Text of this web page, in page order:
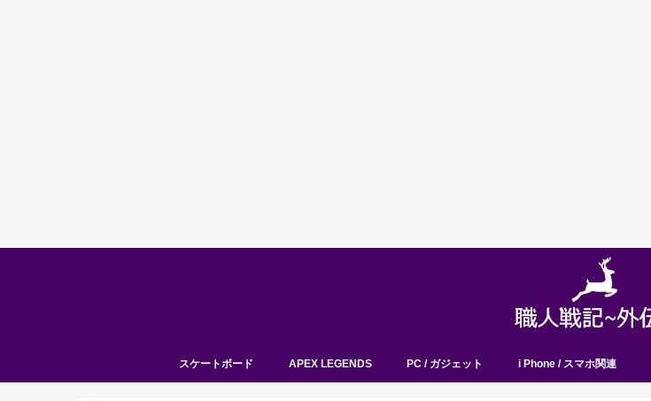
スケートボード APEX LEGENDS PC / ガジェット i Phone / スマホ関連